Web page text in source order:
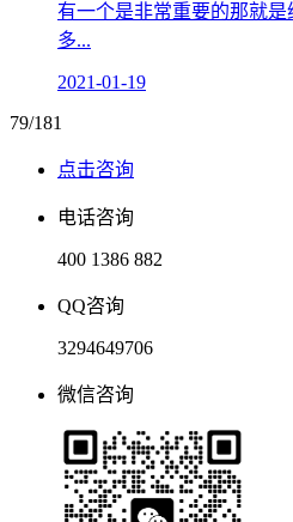
有一个是非常重要的那就
多...
2021-01-19
79/181
点击咨询
电话咨询
400 1386 882
QQ咨询
3294649706
微信咨询